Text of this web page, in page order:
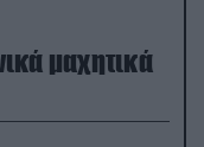
μαχητικά